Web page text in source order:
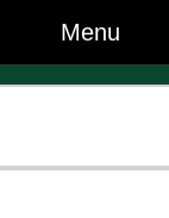
content
Menu